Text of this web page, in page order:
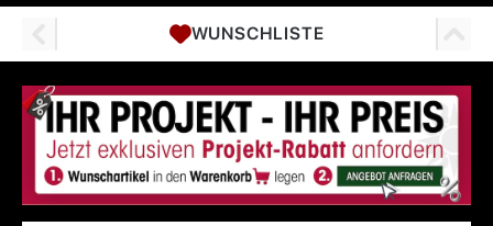
WUNSCHLISTE